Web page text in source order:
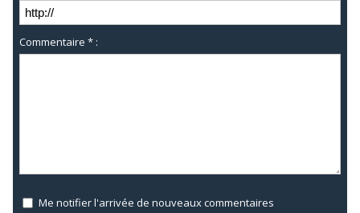
Commentaire * :
Me notifier l'arrivée de nouveaux commentaires